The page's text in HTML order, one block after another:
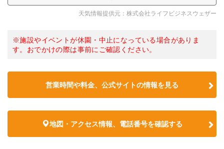
天気情報提供元：株式会社ライフビジネスウェザー
※施設やイベントが休園・中止になっている場合がありま
す。おでかけの際は事前にご確認ください。
営業時間や料金、公式サイトの情報を見る
地図・アクセス情報、電話番号を確認する